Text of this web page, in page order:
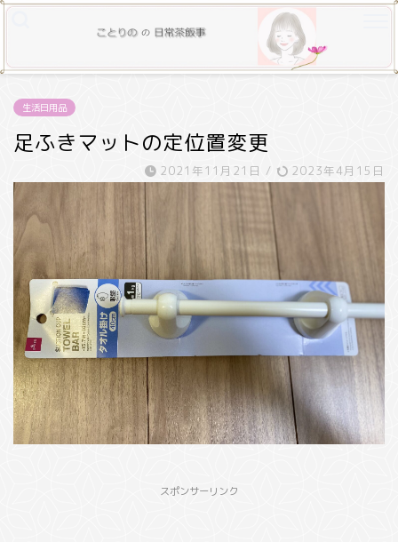
生活日用品
足ふきマットの定位置変更
2021年11月21日 / 2023年4月15日
スポンサーリンク